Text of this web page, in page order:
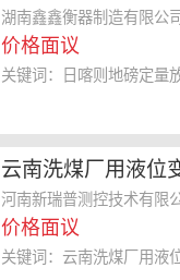
家
湖南鑫鑫衡器制造有限公司
价格面议
关键词：日喀则地磅定量
云南洗煤厂用液位
FB0803F104 E3 i
扰能力强
河南新瑞普测控技术有限
价格面议